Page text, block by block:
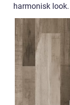
harmonisk look.